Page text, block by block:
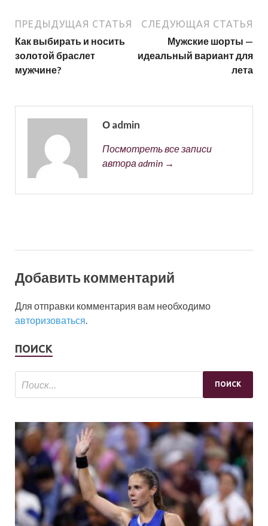
ПРЕДЫДУЩАЯ СТАТЬЯ
Как выбирать и носить
золотой браслет
мужчине?
СЛЕДУЮЩАЯ СТАТЬЯ
Мужские шорты —
идеальный вариант для
лета
О admin
Посмотреть все записи
автора admin →
Добавить комментарий
Для отправки комментария вам необходимо
авторизоваться
ПОИСК